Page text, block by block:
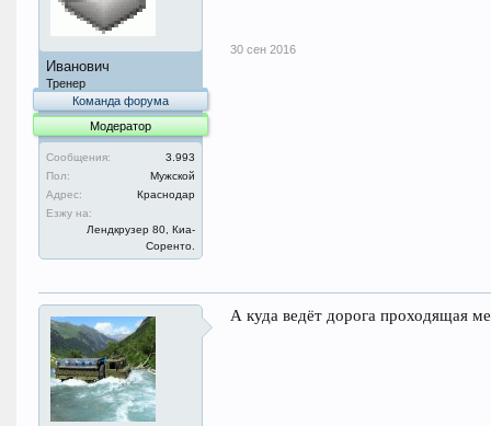
Иванович
Тренер
Команда форума
Модератор
Сообщения:
3.993
Пол:
Мужской
Адрес:
Краснодар
Езжу на:
Лендкрузер 80, Киа-
Соренто.
30 сен 2016
А куда ведёт дорога